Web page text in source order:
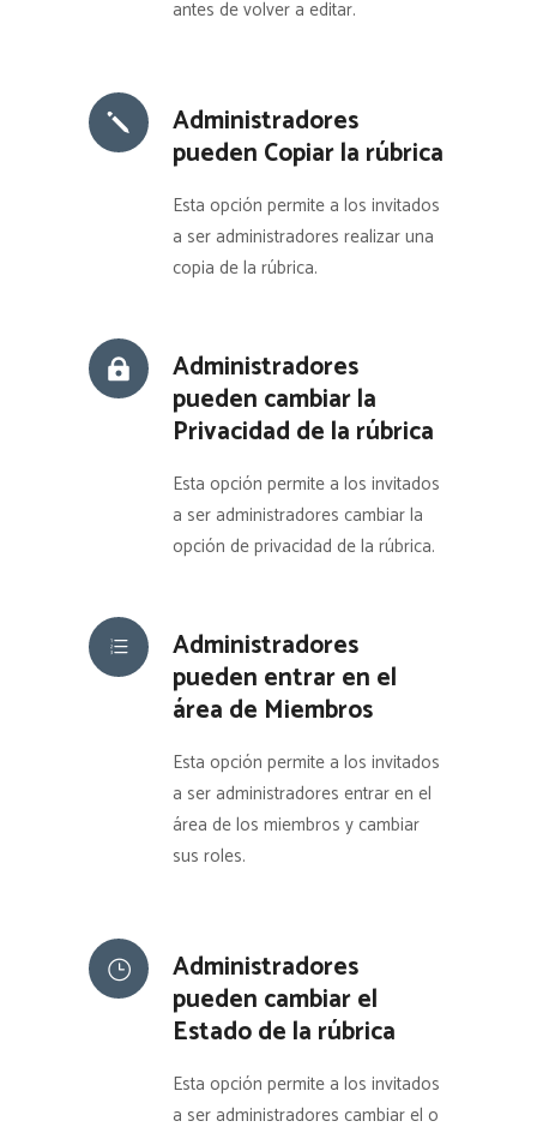
antes de volver a editar.
Administradores
pueden Copiar la rúbrica
Esta opción permite a los invitados
a ser administradores realizar una
copia de la rúbrica.
Administradores
pueden cambiar la
Privacidad de la rúbrica
Esta opción permite a los invitados
a ser administradores cambiar la
opción de privacidad de la rúbrica.
Administradores
pueden entrar en el
área de Miembros
Esta opción permite a los invitados
a ser administradores entrar en el
área de los miembros y cambiar
sus roles.
Administradores
pueden cambiar el
Estado de la rúbrica
Esta opción permite a los invitados
a ser administradores cambiar el o